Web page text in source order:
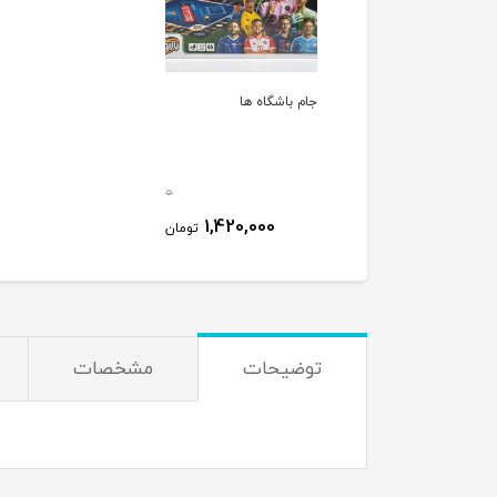
جام باشگاه ها
0
1,420,000 تومان
توضیحات مشخصات